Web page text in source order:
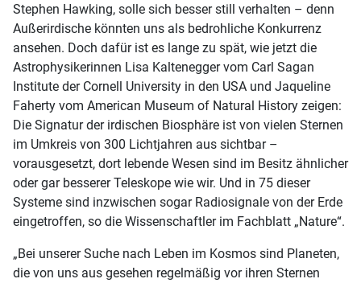
Stephen Hawking, solle sich besser still verhalten – denn
Außerirdische könnten uns als bedrohliche Konkurrenz
ansehen. Doch dafür ist es lange zu spät, wie jetzt die
Astrophysikerinnen Lisa Kaltenegger vom Carl Sagan
Institute der Cornell University in den USA und Jaqueline
Faherty vom American Museum of Natural History zeigen:
Die Signatur der irdischen Biosphäre ist von vielen Sternen
im Umkreis von 300 Lichtjahren aus sichtbar –
vorausgesetzt, dort lebende Wesen sind im Besitz ähnlicher
oder gar besserer Teleskope wie wir. Und in 75 dieser
Systeme sind inzwischen sogar Radiosignale von der Erde
eingetroffen, so die Wissenschaftler im Fachblatt „Nature“.
„Bei unserer Suche nach Leben im Kosmos sind Planeten,
die von uns aus gesehen regelmäßig vor ihren Sternen